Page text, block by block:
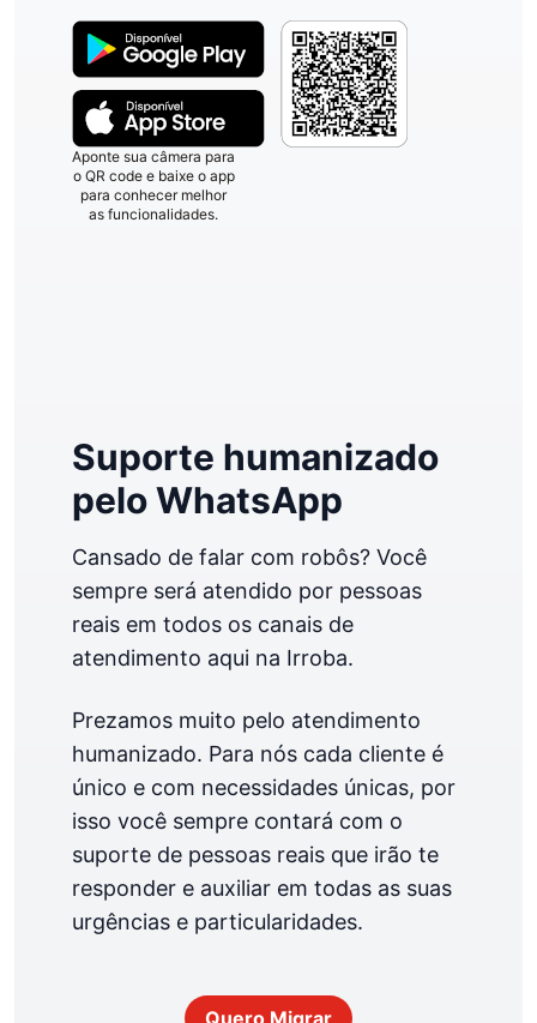
Aponte sua câmera para
o QR code e baixe o app
para conhecer melhor
as funcionalidades.
Suporte humanizado
pelo WhatsApp
Cansado de falar com robôs? Você
sempre será atendido por pessoas
reais em todos os canais de
atendimento aqui na Irroba.
Prezamos muito pelo atendimento
humanizado. Para nós cada cliente é
único e com necessidades únicas, por
isso você sempre contará com o
suporte de pessoas reais que irão te
responder e auxiliar em todas as suas
urgências e particularidades.
Quero Migrar